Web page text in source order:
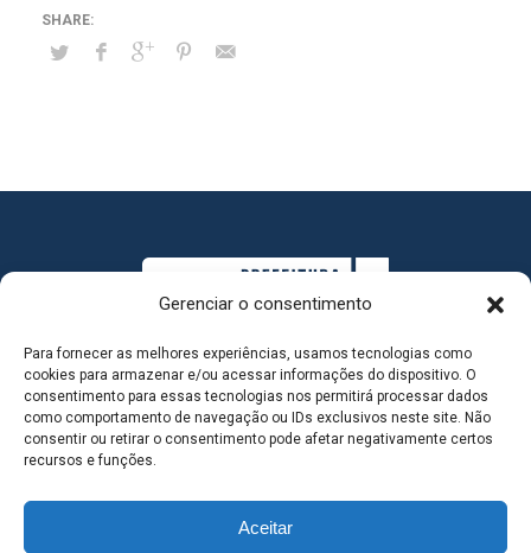
Gerenciar o consentimento
Para fornecer as melhores experiências, usamos tecnologias como
cookies para armazenar e/ou acessar informações do dispositivo. O
consentimento para essas tecnologias nos permitirá processar dados
como comportamento de navegação ou IDs exclusivos neste site. Não
consentir ou retirar o consentimento pode afetar negativamente certos
recursos e funções.
Aceitar
MAPA DO SITE